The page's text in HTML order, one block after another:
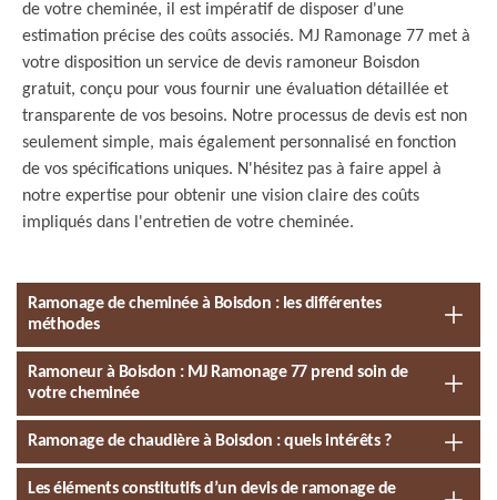
de votre cheminée, il est impératif de disposer d'une
estimation précise des coûts associés. MJ Ramonage 77 met à
votre disposition un service de devis ramoneur Boisdon
gratuit, conçu pour vous fournir une évaluation détaillée et
transparente de vos besoins. Notre processus de devis est non
seulement simple, mais également personnalisé en fonction
de vos spécifications uniques. N'hésitez pas à faire appel à
notre expertise pour obtenir une vision claire des coûts
impliqués dans l'entretien de votre cheminée.
Ramonage de cheminée à Boisdon : les différentes
méthodes
Ramoneur à Boisdon : MJ Ramonage 77 prend soin de
votre cheminée
Ramonage de chaudière à Boisdon : quels intérêts ?
Les éléments constitutifs d’un devis de ramonage de